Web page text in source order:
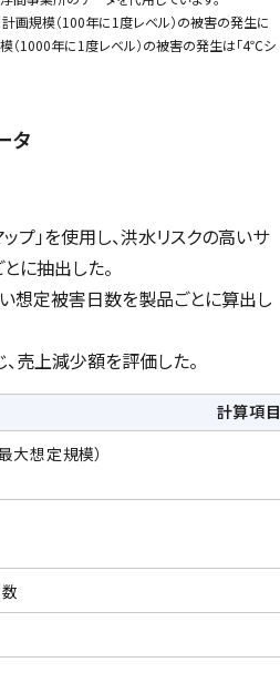
計画規模（100年に1度レベル）の被害の発生に
（1000年に1度レベル）の被害の発生は「4℃シ
タ
ップ」を使用し、洪水リスクの高いサ
に抽出した。
い想定被害日数を製品ごとに算出し
売上減少額を評価した。
計算項
大想定規模）